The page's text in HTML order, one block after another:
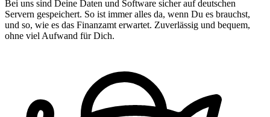
Bei uns sind Deine Daten und Software sicher auf deutschen
Servern gespeichert. So ist immer alles da, wenn Du es brauchst,
und so, wie es das Finanzamt erwartet. Zuverlässig und bequem,
ohne viel Aufwand für Dich.